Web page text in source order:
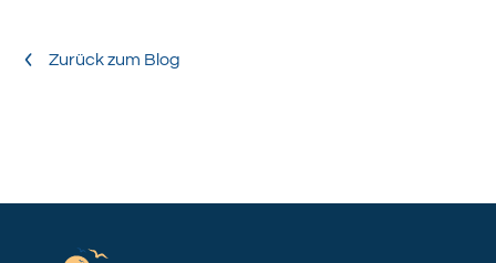
Zurück zum Blog